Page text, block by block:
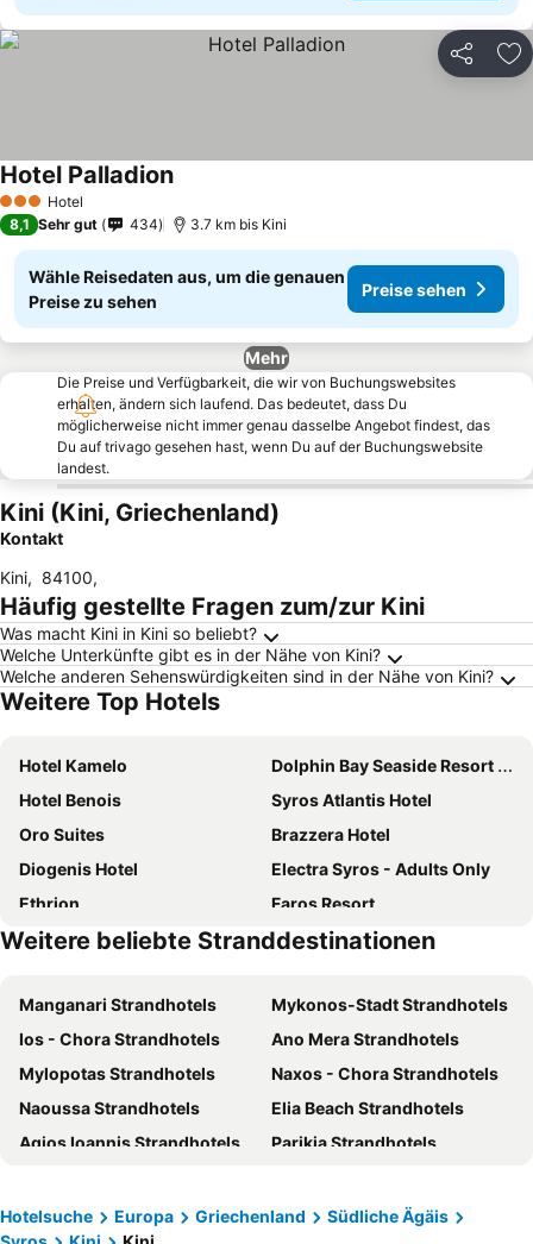
Teilen
3 SterneHotel
Hotel Palladion
8,1 Sehr gut 434 3.7 km bis Kini
Wähle Reisedaten aus, um die genauen
Preise zu sehen
Preise sehen
Mehr
Die Preise und Verfügbarkeit, die wir von Buchungswebsites
erhalten, ändern sich laufend. Das bedeutet, dass Du
möglicherweise nicht immer genau dasselbe Angebot findest, das
Du auf trivago gesehen hast, wenn Du auf der Buchungswebsite
landest.
Kini (Kini, Griechenland)
Kontakt
Kini, 84100,
Häufig gestellte Fragen zum/zur Kini
Was macht Kini in Kini so beliebt?
Welche Unterkünfte gibt es in der Nähe von Kini?
Welche anderen Sehenswürdigkeiten sind in der Nähe von Kini?
Weitere Top Hotels
Hotel Kamelo
Dolphin Bay Seaside Resort & Suites
Hotel Benois
Syros Atlantis Hotel
Oro Suites
Brazzera Hotel
Diogenis Hotel
Electra Syros - Adults Only
Ethrion
Faros Resort
Hotel Omiros
Shapes Luxury Suites
Oisyra Hotel
Guesthouse Lila
Maistrali
Olympia Hotel
Blue Harmony Hotel
Agnadi Syros Beachfront Studios & Rooms
Francoise Hotel
Hotel Alkyon
Apollon Palace
Aegli
Apollonion Palace
Aphrodite Hotel Syros
Weitere beliebte Stranddestinationen
Manganari Strandhotels
Mykonos-Stadt Strandhotels
Ios - Chora Strandhotels
Ano Mera Strandhotels
Mylopotas Strandhotels
Naxos - Chora Strandhotels
Naoussa Strandhotels
Elia Beach Strandhotels
Agios Ioannis Strandhotels
Parikia Strandhotels
Agios Prokopios Strandhotels
Agia Anna Strandhotels
Hotelsuche Europa Griechenland
Südliche Ägäis